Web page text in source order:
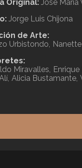
Original: José María
Jorge Luis Chijona
de Arte:
Urbistondo
Miravalles
Alicia Bustamante